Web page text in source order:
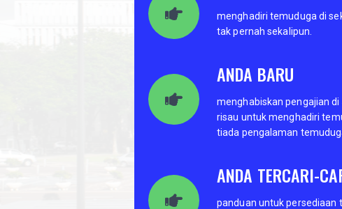
menghadiri temuduga di
tak pernah sekalipun.
ANDA BARU
menghabiskan pengajian
risau untuk menghadiri
tiada pengalaman
ANDA TERCARI-
panduan untuk persediaan